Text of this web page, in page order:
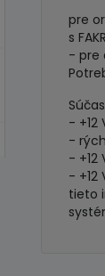
pre
s
- pre
- +12
-
- +12
- +12
tieto